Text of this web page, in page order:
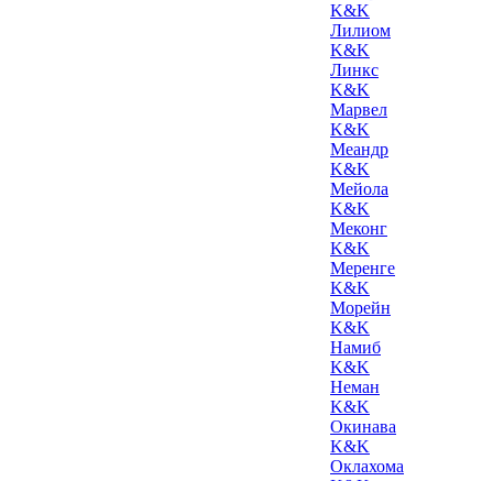
K&K
Лилиом
K&K
Линкс
K&K
Марвел
K&K
Меандр
K&K
Мейола
K&K
Меконг
K&K
Меренге
K&K
Морейн
K&K
Намиб
K&K
Неман
K&K
Окинава
K&K
Оклахома